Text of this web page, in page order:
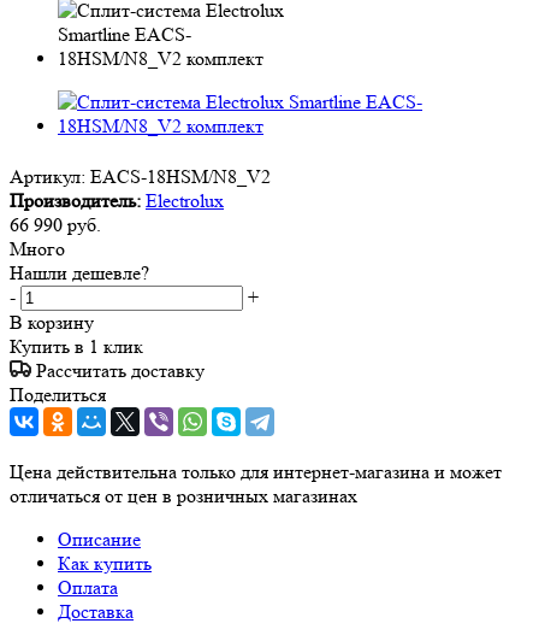
Артикул: EACS-18HSM/N8_V2
Производитель: Electrolux
66 990 руб.
Много
Нашли дешевле?
-
+
В корзину
Купить в 1 клик
Рассчитать доставку
Поделиться
Цена действительна только для интернет-магазина и может
отличаться от цен в розничных магазинах
Описание
Как купить
Оплата
Доставка